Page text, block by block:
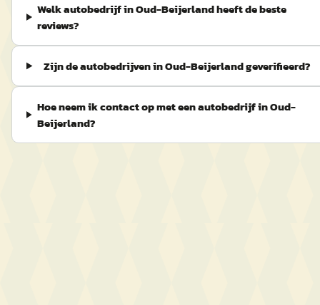
Welk autobedrijf in Oud-Beijerland heeft de beste
reviews?
Zijn de autobedrijven in Oud-Beijerland geverifieerd?
Hoe neem ik contact op met een autobedrijf in Oud-
Beijerland?